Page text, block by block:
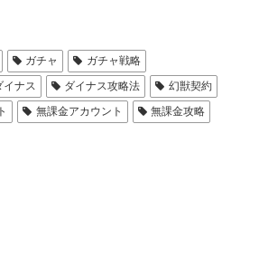
ガチャ
ガチャ戦略
イナス ダイナス攻略法
幻獣契約
無課金アカウント
無課金攻略